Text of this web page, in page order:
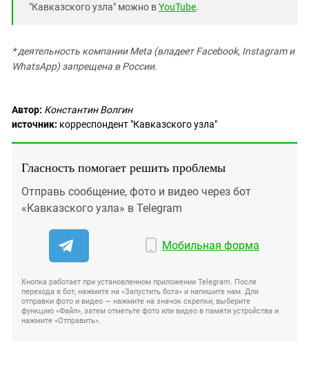
"Кавказского узла" можно вYouTube.
* деятельность компании Meta (владеет Facebook, Instagram и
WhatsApp) запрещена в России.
Автор: Константин Волгин
источник: корреспондент "Кавказского узла"
Гласность помогает решить проблемы
Отправь сообщение, фото и видео через бот
«Кавказского узла» в Telegram
Мобильная форма
Кнопка работает при установленном приложении Telegram. После
перехода в бот, нажмите на «Запустить бота» и напишите нам. Для
отправки фото и видео — нажмите на значок скрепки, выберите
функцию «Файл», затем отметьте фото или видео в памяти устройства и
нажмите «Отправить».